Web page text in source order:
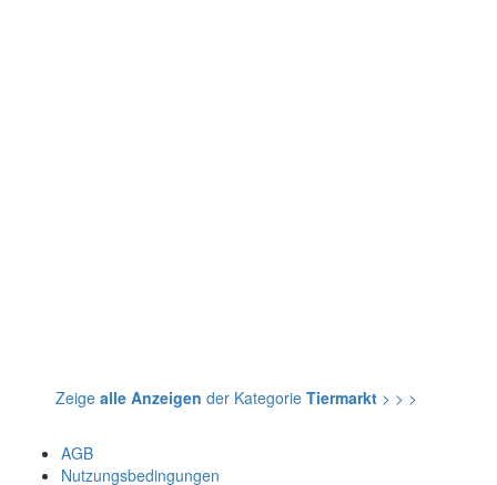
Zeige alle Anzeigen der Kategorie Tiermarkt > > >
AGB
Nutzungsbedingungen